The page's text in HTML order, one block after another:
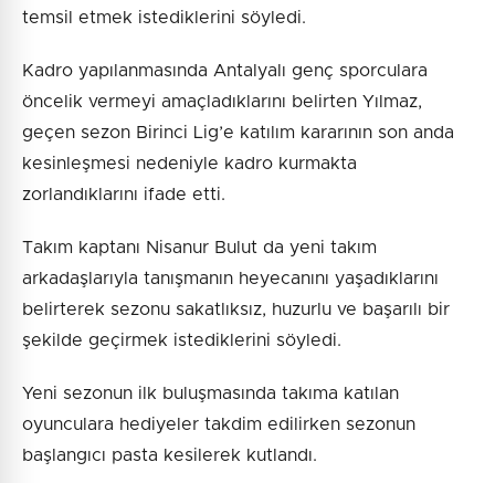
temsil etmek istediklerini söyledi.
Kadro yapılanmasında Antalyalı genç sporculara
öncelik vermeyi amaçladıklarını belirten Yılmaz,
geçen sezon Birinci Lig’e katılım kararının son anda
kesinleşmesi nedeniyle kadro kurmakta
zorlandıklarını ifade etti.
Takım kaptanı Nisanur Bulut da yeni takım
arkadaşlarıyla tanışmanın heyecanını yaşadıklarını
belirterek sezonu sakatlıksız, huzurlu ve başarılı bir
şekilde geçirmek istediklerini söyledi.
Yeni sezonun ilk buluşmasında takıma katılan
oyunculara hediyeler takdim edilirken sezonun
başlangıcı pasta kesilerek kutlandı.